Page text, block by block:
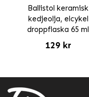
Ballistol keramisk
kedjeolja, elcykel
droppflaska 65 ml
129 kr